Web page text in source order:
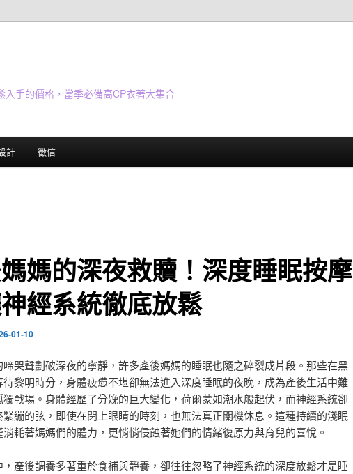
手的價格，當季必備高CP衣著大集合
計 徵信
媽的深夜救贖！深度睡眠按摩
經系統徹底放鬆
01-10
啼哭聲劃破深夜的寧靜，許多產後媽媽的睡眠也隨之碎裂成片段。那些在黑
待黎明時分，身體疲憊不堪卻無法進入深度睡眠的夜晚，成為產後生活中難
戰場。身體經歷了分娩的巨大變化，荷爾蒙如潮水般起伏，而神經系統卻
繃的弦，即使在閉上眼睛的時刻，也無法真正關機休息。這種持續的淺眠
耗著媽媽們的體力，更悄悄侵蝕著她們的情緒復原力與育兒的喜悅。
產後調養多著重於食補與靜養，卻往往忽略了神經系統的深度放鬆才是睡